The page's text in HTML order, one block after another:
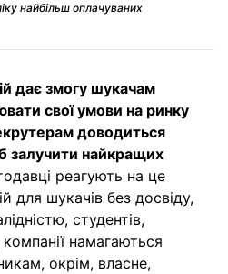
найбільш оплачуваних
дає змогу шукачам
свої умови на ринку
доводиться
залучити найкращих
реагують на це
для шукачів без досвіду,
студентів,
намагаються
окрім, власне,